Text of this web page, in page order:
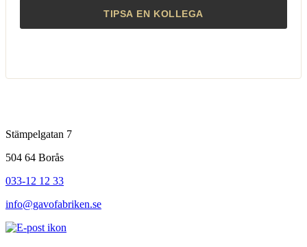
Stämpelgatan 7
504 64 Borås
033-12 12 33
info@gavofabriken.se